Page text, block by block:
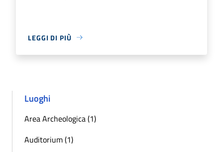
LEGGI DI PIÙ
Luoghi
Area Archeologica (1)
Auditorium (1)